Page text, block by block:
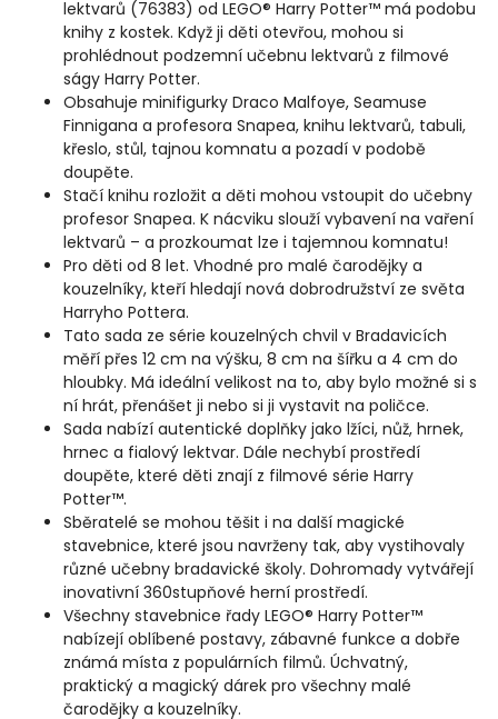
lektvarů (76383) od LEGO® Harry Potter™ má podobu
knihy z kostek. Když ji děti otevřou, mohou si
prohlédnout podzemní učebnu lektvarů z filmové
ságy Harry Potter.
Obsahuje minifigurky Draco Malfoye, Seamuse
Finnigana a profesora Snapea, knihu lektvarů, tabuli,
křeslo, stůl, tajnou komnatu a pozadí v podobě
doupěte.
Stačí knihu rozložit a děti mohou vstoupit do učebny
profesor Snapea. K nácviku slouží vybavení na vaření
lektvarů – a prozkoumat lze i tajemnou komnatu!
Pro děti od 8 let. Vhodné pro malé čarodějky a
kouzelníky, kteří hledají nová dobrodružství ze světa
Harryho Pottera.
Tato sada ze série kouzelných chvil v Bradavicích
měří přes 12 cm na výšku, 8 cm na šířku a 4 cm do
hloubky. Má ideální velikost na to, aby bylo možné si s
ní hrát, přenášet ji nebo si ji vystavit na poličce.
Sada nabízí autentické doplňky jako lžíci, nůž, hrnek,
hrnec a fialový lektvar. Dále nechybí prostředí
doupěte, které děti znají z filmové série Harry
Potter™.
Sběratelé se mohou těšit i na další magické
stavebnice, které jsou navrženy tak, aby vystihovaly
různé učebny bradavické školy. Dohromady vytvářejí
inovativní 360stupňové herní prostředí.
Všechny stavebnice řady LEGO® Harry Potter™
nabízejí oblíbené postavy, zábavné funkce a dobře
známá místa z populárních filmů. Úchvatný,
praktický a magický dárek pro všechny malé
čarodějky a kouzelníky.